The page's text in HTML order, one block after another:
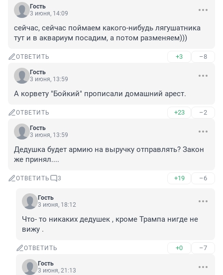
Гость
3 июня, 14:09
сейчас, сейчас поймаем какого-нибудь лягушатника
тут и в аквариум посадим, а потом разменяем)))
ОТВЕТИТЬ +3 –8
Гость
3 июня, 13:59
А корвету "Бойкий" прописали домашний арест.
ОТВЕТИТЬ +23 –2
Гость
3 июня, 13:59
Дедушка будет армию на выручку отправлять? Закон
же принял....
ОТВЕТИТЬ 3 +19 –6
Гость
3 июня, 18:12
Что- то никаких дедушек , кроме Трампа нигде не
вижу .
ОТВЕТИТЬ +0 –7
Гость
3 июня, 21:13